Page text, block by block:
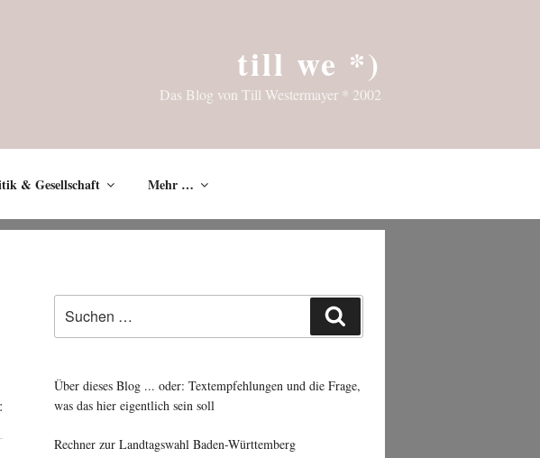
till we *)
Das Blog von Till Westermayer * 2002
& Gesellschaft Mehr …
Suche
nach:
Über dieses Blog ... oder: Textempfehlungen und die Frage,
was das hier eigentlich sein soll
Rechner zur Landtagswahl Baden-Württemberg